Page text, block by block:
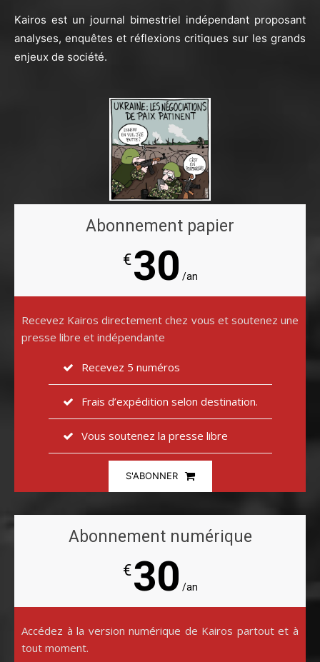
Kairos est un journal bimestriel indépendant proposant
analyses, enquêtes et réflexions critiques sur les grands
enjeux de société.
Abonnement papier
€30 /an
Recevez Kairos directement chez vous et soutenez une
presse libre et indépendante
Recevez 5 numéros
Frais d’expédition selon destination.
Vous soutenez la presse libre
S'ABONNER
Abonnement numérique
€30 /an
Accédez à la version numérique de Kairos partout et à
tout moment.